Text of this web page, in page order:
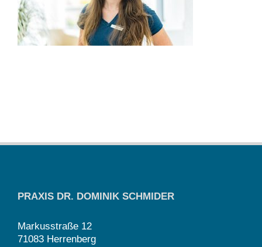
PRAXIS DR. DOMINIK SCHMIDER
Markusstraße 12
71083 Herrenberg